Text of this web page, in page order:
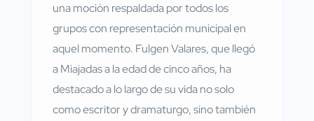
una moción respaldada por todos los
grupos con representación municipal en
aquel momento. Fulgen Valares, que llegó
a Miajadas a la edad de cinco años, ha
destacado a lo largo de su vida no solo
como escritor y dramaturgo, sino también